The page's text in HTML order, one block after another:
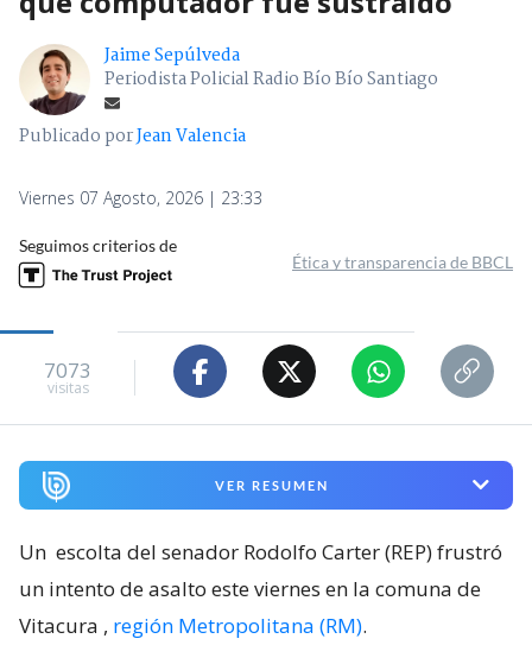
Jaime Sepúlveda
Periodista Policial Radio Bío Bío Santiago
Publicado porJean Valencia
Viernes 07 Agosto, 2026 | 23:33
Seguimos criterios de
Ética y transparencia de BBCL
7073
visitas
VER RESUMEN
Un escolta del senador Rodolfo Carter (REP) frustró
un intento de asalto este viernes en la comuna de
Vitacura , región Metropolitana (RM).